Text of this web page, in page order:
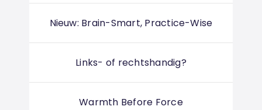
Nieuw: Brain-Smart, Practice-Wise
Links- of rechtshandig?
Warmth Before Force